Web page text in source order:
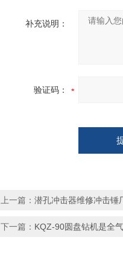
补充说明：
验证码：
上一篇： 潜孔冲击器维修冲击锤
下一篇： KQZ-90圆盘钻机是全